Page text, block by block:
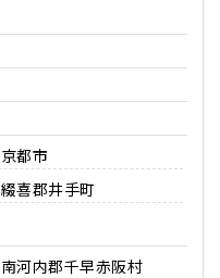
京都市
綴喜郡井手町
南河内郡千早赤阪村